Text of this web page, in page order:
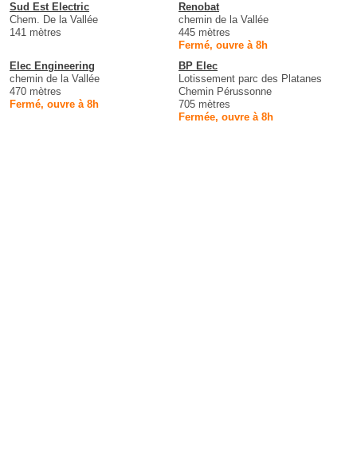
Sud Est Electric
Chem. De la Vallée
141 mètres
Renobat
chemin de la Vallée
445 mètres
Fermé, ouvre à 8h
Elec Engineering
chemin de la Vallée
470 mètres
Fermé, ouvre à 8h
BP Elec
Lotissement parc des Platanes
Chemin Pérussonne
705 mètres
Fermée, ouvre à 8h